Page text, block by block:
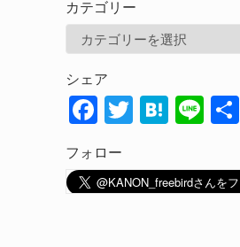
カ
カテゴリー
ゴ
リ
シェア
F
e
b
T
itt
er
H
e
n
Li
e
フォロー